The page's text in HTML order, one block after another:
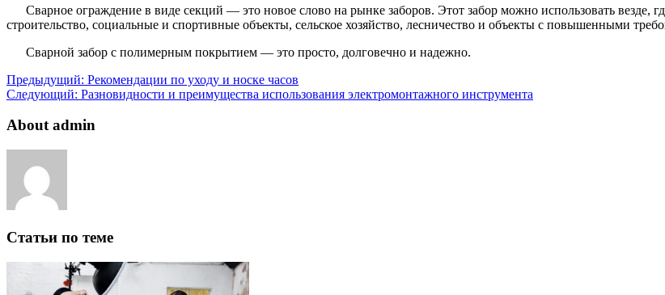
Сварное ограждение в виде секций — это новое слово на рынке заборов. Этот забор можно использовать везде,
строительство, социальные и спортивные объекты, сельское хозяйство, лесничество и объекты с повышенными
Сварной забор с полимерным покрытием — это просто, долговечно и надежно.
Предыдущий: Рекомендации по уходу и носке часов
Следующий: Разновидности и преимущества использования электромонтажного инструмента
About admin
Статьи по теме